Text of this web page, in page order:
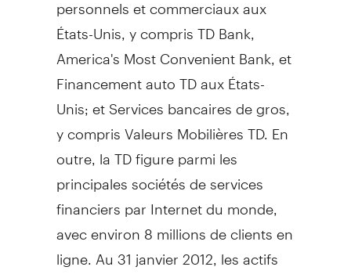
États-Unis, y compris TD Bank,
America's Most Convenient Bank, et
Financement auto TD aux États-
Unis; et Services bancaires de gros,
y compris Valeurs Mobilières TD. En
outre, la TD figure parmi les
principales sociétés de services
financiers par Internet du monde,
avec environ 8 millions de clients en
ligne. Au 31 janvier 2012, les actifs